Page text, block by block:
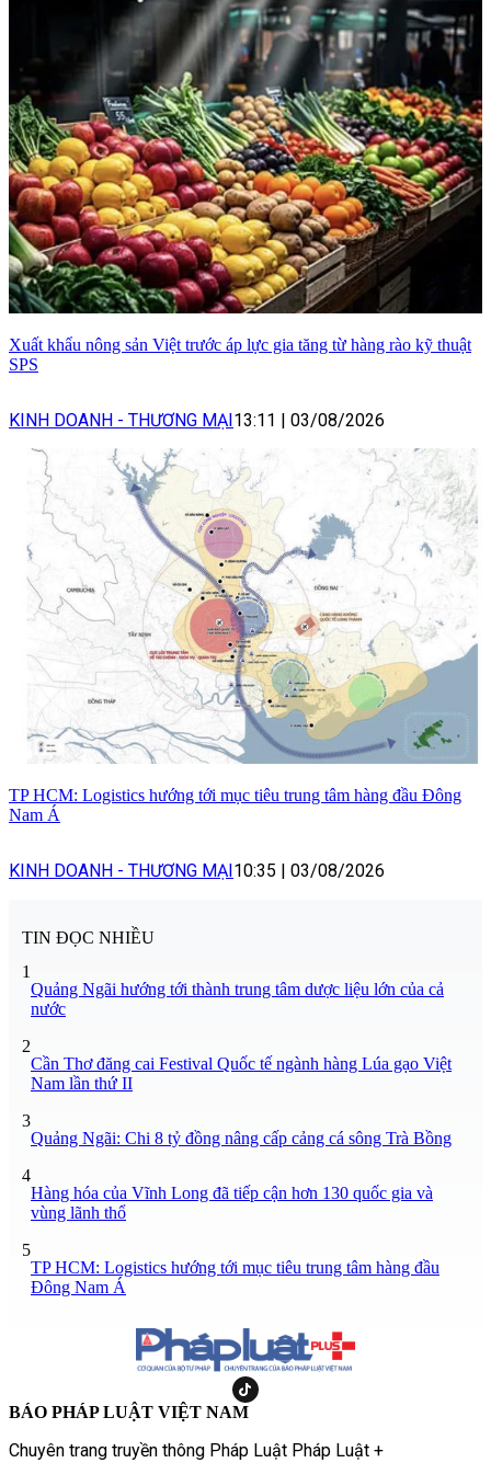
Xuất khẩu nông sản Việt trước áp lực gia tăng từ hàng rào kỹ thuật
SPS
KINH DOANH - THƯƠNG MẠI 13:11 03/08/2026
TP HCM: Logistics hướng tới mục tiêu trung tâm hàng đầu Đông
Nam Á
KINH DOANH - THƯƠNG MẠI 10:35 03/08/2026
TIN ĐỌC NHIỀU
1
Quảng Ngãi hướng tới thành trung tâm dược liệu lớn của cả
nước
2
Cần Thơ đăng cai Festival Quốc tế ngành hàng Lúa gạo Việt
Nam lần thứ II
3
Quảng Ngãi: Chi 8 tỷ đồng nâng cấp cảng cá sông Trà Bồng
4
Hàng hóa của Vĩnh Long đã tiếp cận hơn 130 quốc gia và
vùng lãnh thổ
5
TP HCM: Logistics hướng tới mục tiêu trung tâm hàng đầu
Đông Nam Á
BÁO PHÁP LUẬT VIỆT NAM
Chuyên trang truyền thông Pháp Luật Pháp Luật +